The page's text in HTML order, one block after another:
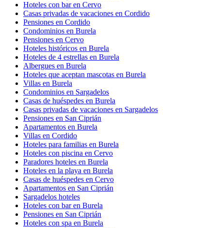
Hoteles con bar en Cervo
Casas privadas de vacaciones en Cordido
Pensiones en Cordido
Condominios en Burela
Pensiones en Cervo
Hoteles históricos en Burela
Hoteles de 4 estrellas en Burela
Albergues en Burela
Hoteles que aceptan mascotas en Burela
Villas en Burela
Condominios en Sargadelos
Casas de huéspedes en Burela
Casas privadas de vacaciones en Sargadelos
Pensiones en San Ciprián
Apartamentos en Burela
Villas en Cordido
Hoteles para familias en Burela
Hoteles con piscina en Cervo
Paradores hoteles en Burela
Hoteles en la playa en Burela
Casas de huéspedes en Cervo
Apartamentos en San Ciprián
Sargadelos hoteles
Hoteles con bar en Burela
Pensiones en San Ciprián
Hoteles con spa en Burela